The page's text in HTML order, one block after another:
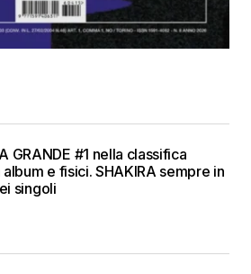
GRANDE #1 nella classifica
album e fisici. SHAKIRA sempre in
singoli